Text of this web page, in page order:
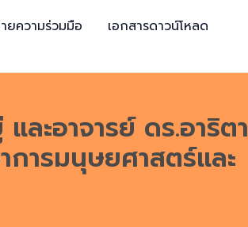
ยความร่วมมือ
เอกสารดาวน์โหลด
ะอาจารย์ ดร.อาริตา
การมนุษยศาสตร์และ